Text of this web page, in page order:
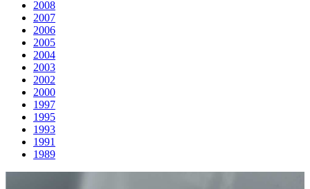
2008
2007
2006
2005
2004
2003
2002
2000
1997
1995
1993
1991
1989